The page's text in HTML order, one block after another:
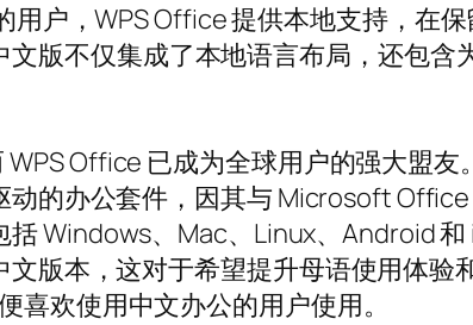
户，WPS Office 提供本地支持，在
版不仅集成了本地语言布局，还包含
Office 已成为全球用户的强大盟友
的办公套件，因其与 Microsoft Office
Windows、Mac、Linux、Android
版本，这对于希望提升母语使用体验
喜欢使用中文办公的用户使用。